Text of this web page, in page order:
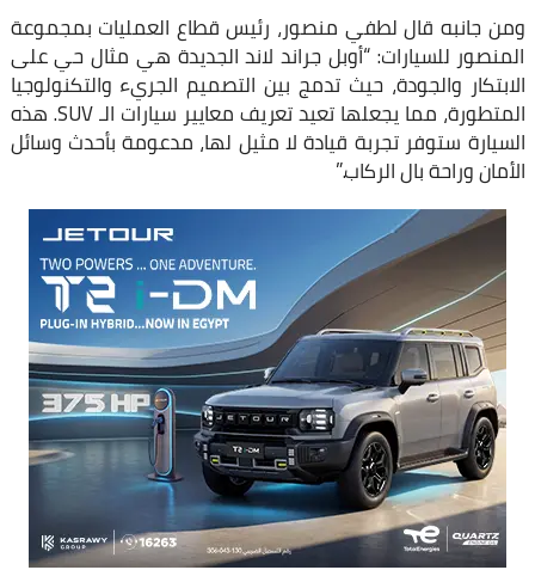
ومن جانبه قال لطفي منصور، رئيس قطاع العمليات بمجموعة
المنصور للسيارات: “أوبل جراند لاند الجديدة هي مثال حي على
الابتكار والجودة، حيث تدمج بين التصميم الجريء والتكنولوجيا
المتطورة، مما يجعلها تعيد تعريف معايير سيارات الـ SUV. هذه
السيارة ستوفر تجربة قيادة لا مثيل لها، مدعومة بأحدث وسائل
الأمان وراحة بال الركاب.”